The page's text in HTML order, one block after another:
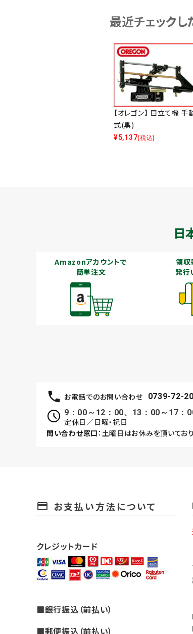
最近チェックし
【オレゴン】 目立て機 手
式(黒)
¥5,137(税込)
日
Amazonアカウントで
簡単注文
領収
発行
お電話でのお問い合わせ 0739-72-
9：00～12：00、13：00～17：
定休日／日曜・祝日
問い合わせ窓口 ：土曜日はお休みを頂いてお
payment お支払い方法について
クレジットカード
■銀行振込（前払い）
■郵便振込（前払い）